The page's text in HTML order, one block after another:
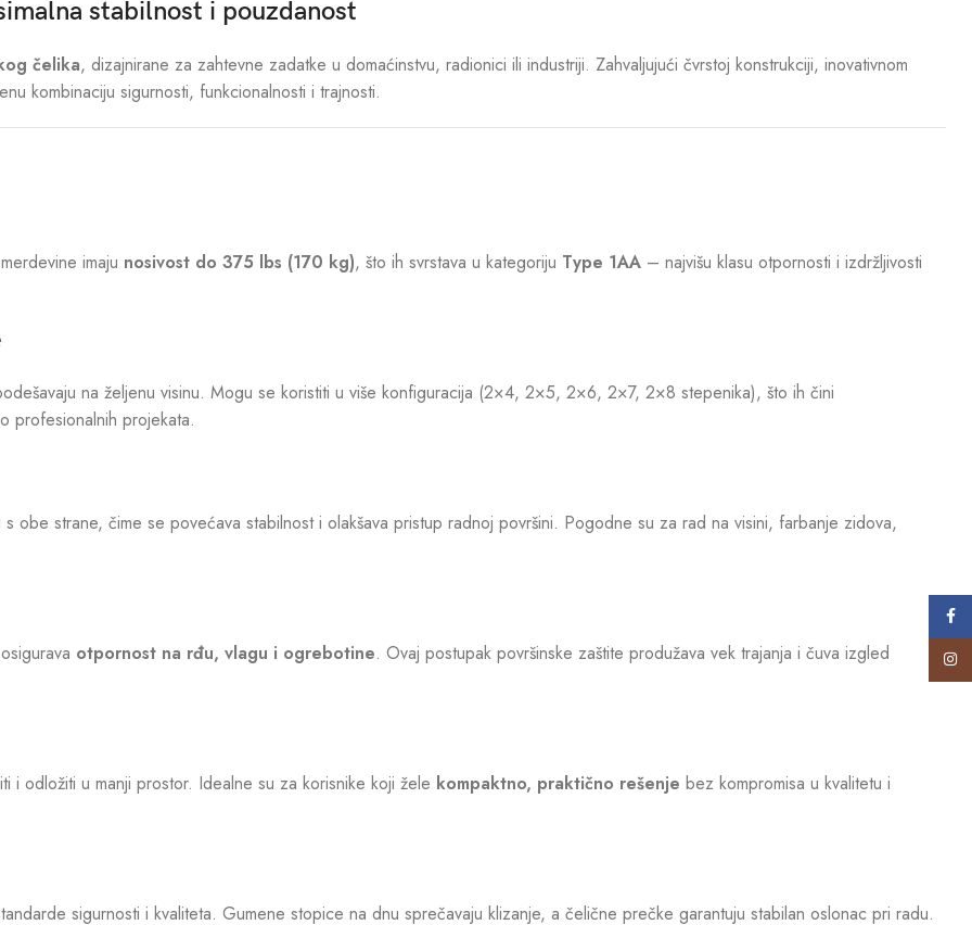
stabilnost i pouzdanost
čelika, dizajnirane za zahtevne zadatke u domaćinstvu, radionici ili industriji. Zahvaljujući čvrstoj konstrukciji, inovativnom
kombinaciju sigurnosti, funkcionalnosti i trajnosti.
imaju nosivost do 375 lbs (170 kg), što ih svrstava u kategoriju Type 1AA – najvišu klasu otpornosti i izdržljivosti
na željenu visinu. Mogu se koristiti u više konfiguracija (2×4, 2×5, 2×6, 2×7, 2×8 stepenika), što ih čini
profesionalnih projekata.
obe strane, čime se povećava stabilnost i olakšava pristup radnoj površini. Pogodne su za rad na visini, farbanje zidova,
otpornost na rđu, vlagu i ogrebotine. Ovaj postupak površinske zaštite produžava vek trajanja i čuva izgled
i odložiti u manji prostor. Idealne su za korisnike koji žele kompaktno, praktično rešenje bez kompromisa u kvalitetu i
sigurnosti i kvaliteta. Gumene stopice na dnu sprečavaju klizanje, a čelične prečke garantuju stabilan oslonac pri radu.